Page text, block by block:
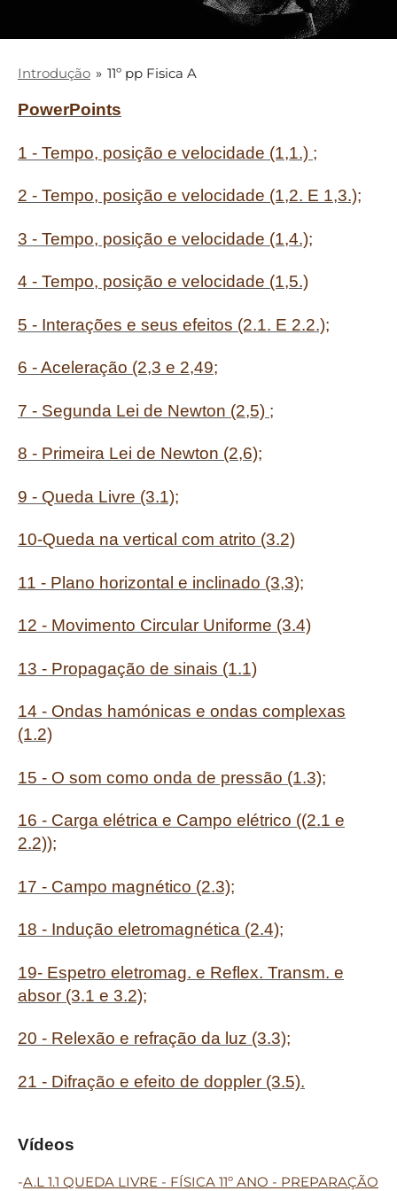
Introdução » 11º pp Fisica A
PowerPoints
1 - Tempo, posição e velocidade (1,1.) ;
2 - Tempo, posição e velocidade (1,2. E 1,3.);
3 - Tempo, posição e velocidade (1,4.);
4 - Tempo, posição e velocidade (1,5.)
5 - Interações e seus efeitos (2.1. E 2.2.);
6 - Aceleração (2,3 e 2,49;
7 - Segunda Lei de Newton (2,5) ;
8 - Primeira Lei de Newton (2,6);
9 - Queda Livre (3.1);
10-Queda na vertical com atrito (3.2)
11 - Plano horizontal e inclinado (3,3);
12 - Movimento Circular Uniforme (3.4)
13 - Propagação de sinais (1.1)
14 - Ondas hamónicas e ondas complexas
(1.2)
15 - O som como onda de pressão (1.3);
16 - Carga elétrica e Campo elétrico ((2.1 e
2.2));
17 - Campo magnético (2.3);
18 - Indução eletromagnética (2.4);
19- Espetro eletromag. e Reflex. Transm. e
absor (3.1 e 3.2);
20 - Relexão e refração da luz (3.3);
21 - Difração e efeito de doppler (3.5).
Vídeos
-A.L 1.1 QUEDA LIVRE - FÍSICA 11º ANO - PREPARAÇÃO